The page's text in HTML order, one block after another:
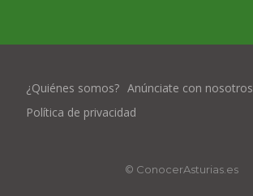
¿Quiénes somos? Anúnciate con nosotros
Política de privacidad
© ConocerAsturias.es